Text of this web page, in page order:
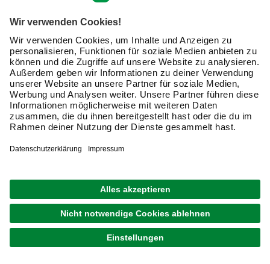
Merken
SKANHOLZ
Seitenwand, B x H: 343 x 200 cm, Holz, Farbe:
eiche hell
649,00 €
Verfügbarkeit im Markt prüfen
lieferbar
Zustellung 05.09. - 08.09.
Newsletter: Zusammen
machen wir Dein Zuhause zu
einem schöneren Ort.